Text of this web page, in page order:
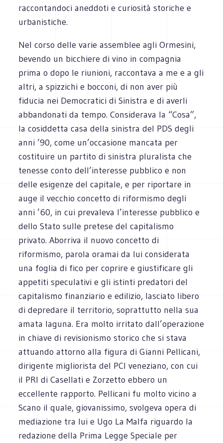
raccontandoci aneddoti e curiosità storiche e
urbanistiche.
Nel corso delle varie assemblee agli Ormesini,
bevendo un bicchiere di vino in compagnia
prima o dopo le riunioni, raccontava a me e a gli
altri, a spizzichi e bocconi, di non aver più
fiducia nei Democratici di Sinistra e di averli
abbandonati da tempo. Considerava la “Cosa”,
la cosiddetta casa della sinistra del PDS degli
anni ’90, come un’occasione mancata per
costituire un partito di sinistra pluralista che
tenesse conto dell’interesse pubblico e non
delle esigenze del capitale, e per riportare in
auge il vecchio concetto di riformismo degli
anni ’60, in cui prevaleva l’interesse pubblico e
dello Stato sulle pretese del capitalismo
privato. Aborriva il nuovo concetto di
riformismo, parola oramai da lui considerata
una foglia di fico per coprire e giustificare gli
appetiti speculativi e gli istinti predatori del
capitalismo finanziario e edilizio, lasciato libero
di depredare il territorio, soprattutto nella sua
amata laguna. Era molto irritato dall’operazione
in chiave di revisionismo storico che si stava
attuando attorno alla figura di Gianni Pellicani,
dirigente migliorista del PCI veneziano, con cui
il PRI di Casellati e Zorzetto ebbero un
eccellente rapporto. Pellicani fu molto vicino a
Scano il quale, giovanissimo, svolgeva opera di
mediazione tra lui e Ugo La Malfa riguardo la
redazione della Prima Legge Speciale per